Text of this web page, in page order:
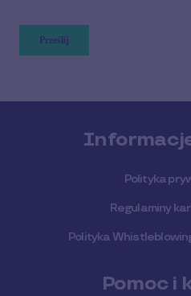
Polityka
Regulaminy
Polityka
Pomoc i